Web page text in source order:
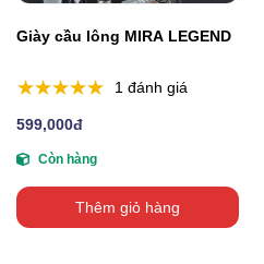
Giày cầu lông MIRA LEGEND
1 đánh giá
599,000đ
Còn hàng
Thêm giỏ hàng